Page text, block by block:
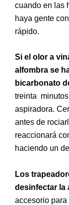
cuando en las
haya gente
rápido.
Si el olor a
alfombra se
bicarbonato
treinta
aspiradora.
antes de
reaccionará
haciendo un
Los
desinfectar la
accesorio